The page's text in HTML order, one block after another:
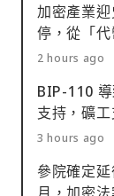
加密產業
停，從「
2 hours ago
BIP-110
支持，礦
3 hours ago
參院確定